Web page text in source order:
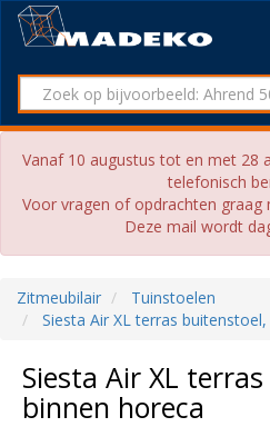
Vanaf 10 augustus tot en met 28
telefonisch
Voor vragen of opdrachten graag
Deze mail wordt
Zitmeubilair
Tuinstoelen
Siesta Air XL terras
Siesta Air XL
binnen horeca